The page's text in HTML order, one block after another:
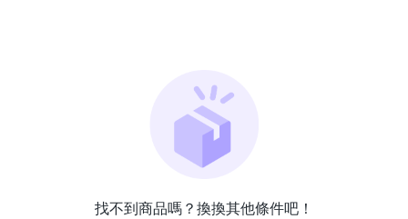
找不到商品嗎？換換其他條件吧！